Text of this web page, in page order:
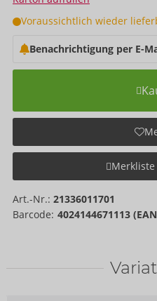
Voraussichtlich wieder
Benachrichtigung per E-
Art.-Nr.: 21336011701
Barcode: 4024144671113